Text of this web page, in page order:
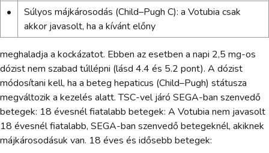
•
Súlyos májkárosodás (Child–Pugh C): a Votubia csak
akkor javasolt, ha a kívánt előny
meghaladja a kockázatot. Ebben az esetben a napi 2,5 mg-os
dózist nem szabad túllépni (lásd 4.4 és 5.2 pont). A dózist
módosítani kell, ha a beteg hepaticus (Child–Pugh) státusza
megváltozik a kezelés alatt. TSC-vel járó SEGA-ban szenvedő
betegek: 18 évesnél fiatalabb betegek: A Votubia nem javasolt
18 évesnél fiatalabb, SEGA-ban szenvedő betegeknél, akiknek
májkárosodásuk van. 18 éves és idősebb betegek: